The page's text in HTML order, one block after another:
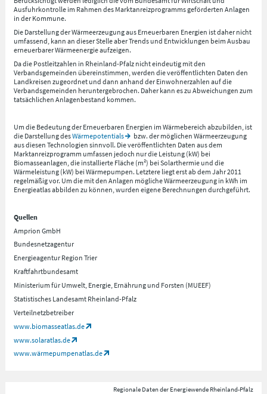
Ausfuhrkontrolle im Rahmen des Marktanreizprogramms geförderten Anlagen
in der Kommune.
Die Darstellung der Wärmeerzeugung aus Erneuerbaren Energien ist daher nicht
umfassend, kann an dieser Stelle aber Trends und Entwicklungen beim Ausbau
erneuerbarer Wärmeenergie aufzeigen.
Da die Postleitzahlen in Rheinland-Pfalz nicht eindeutig mit den
Verbandsgemeinden übereinstimmen, werden die veröffentlichten Daten den
Landkreisen zugeordnet und dann anhand der Einwohnerzahlen auf die
Verbandsgemeinden heruntergebrochen. Daher kann es zu Abweichungen zum
tatsächlichen Anlagenbestand kommen.
Um die Bedeutung der Erneuerbaren Energien im Wärmebereich abzubilden, ist
die Darstellung desWärmepotentials
bzw. der möglichen Wärmeerzeugung
aus diesen Technologien sinnvoll. Die veröffentlichten Daten aus dem
Marktanreizprogramm umfassen jedoch nur die Leistung (kW) bei
Biomasseanlagen, die installierte Fläche (m²) bei Solarthermie und die
Wärmeleistung (kW) bei Wärmepumpen. Letztere liegt erst ab dem Jahr 2011
regelmäßig vor. Um die mit den Anlagen mögliche Wärmeerzeugung in kWh im
Energieatlas abbilden zu können, wurden eigene Berechnungen durchgeführt.
Quellen
Amprion GmbH
Bundesnetzagentur
Energieagentur Region Trier
Kraftfahrtbundesamt
Ministerium für Umwelt, Energie, Ernährung und Forsten (MUEEF)
Statistisches Landesamt Rheinland-Pfalz
Verteilnetzbetreiber
www.biomasseatlas.de
www.solaratlas.de
www.wärmepumpenatlas.de
Regionale Daten der Energiewende Rheinland-Pfalz